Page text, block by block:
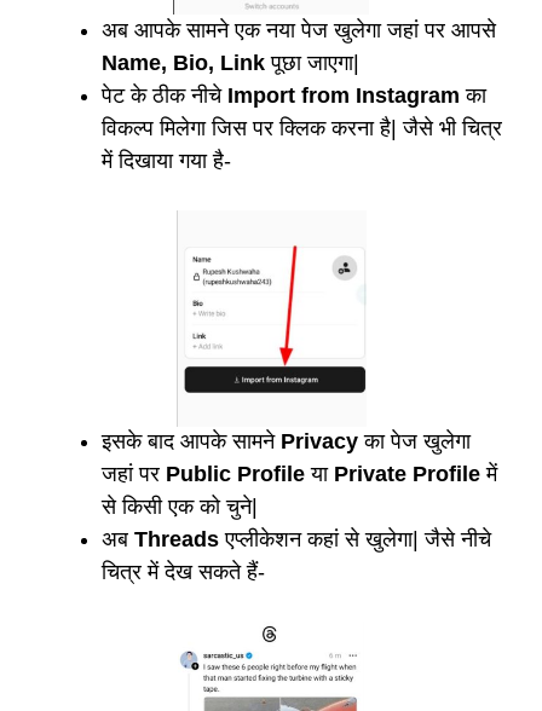
अब आपके सामने एक नया पेज खुलेगा जहां पर आपसे
Name, Bio, Link पूछा जाएगा|
पेट के ठीक नीचे Import from Instagram का
विकल्प मिलेगा जिस पर क्लिक करना है| जैसे भी चित्र
में दिखाया गया है-
इसके बाद आपके सामने Privacy का पेज खुलेगा
जहां पर Public Profileया Private Profile में
से किसी एक को चुने|
अब Threads एप्लीकेशन कहां से खुलेगा| जैसे नीचे
चित्र में देख सकते हैं-